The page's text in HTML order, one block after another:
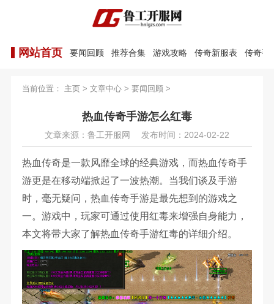
网站首页 要闻回顾 推荐合集 游戏攻略 传奇新服表 传奇手
当前位置： 主页> 文章中心> 要闻回顾 >
热血传奇手游怎么红毒
文章来源：鲁工开服网 发布时间：2024-02-22
热血传奇是一款风靡全球的经典游戏，而热血传奇手
游更是在移动端掀起了一波热潮。当我们谈及手游
时，毫无疑问，热血传奇手游是最先想到的游戏之
一。游戏中，玩家可通过使用红毒来增强自身能力，
本文将带大家了解热血传奇手游红毒的详细介绍。